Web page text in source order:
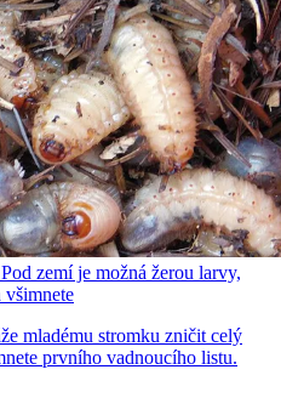
zemí je možná žerou larvy,
mladému stromku zničit celý
prvního vadnoucího listu.